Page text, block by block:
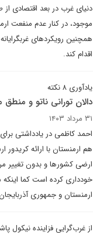
دنیای غرب در بعد اقتصادی
موجود، در کنار عدم منفعت
همچنین رویکردهای
اقدام کند.
یادآوری ۸ نکته
دالان تورانی ناتو و
۳۱ مرداد ۱۴۰۳
احمد کاظمی در یادداشتی
هم ارمنستان با ارائه
ارضی کشورها و بدون تغییر
خودداری کرده است کما
ارمنستان و جمهوری
از غرب‌‌گرایی فزاینده نیکول